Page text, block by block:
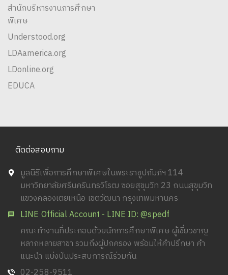
สำนักบริหารงานการศึกษา
พิเศษ
Understood.org
LDAamerica.org
LDonline.org
EDUCA
ติดต่อสอบถาม
มูลนิธิเพื่อการศึกษาพิเศษในพระราชูปถัมภ์ฯ 114
มหาวิทยาลัยศรีนครินทรวิโรฒ ซอยสุขุมวิท 23 ถนนสุขุมวิท
แขวงคลองเตยเหนือ เขตวัฒนา กรุงเทพมหานคร
LINE Official Account - LINE ID: @spedf
คณะทำงานที่ประกอบด้วยนักการศึกษาพิเศษ ผู้เชี่ยวชาญ
หลากหลายสาขา รวมถึงผู้ปกครอง พร้อมให้คำปรึกษา คำ
แนะนำ แบ่งปันประสบการณ์ร่วมกัน